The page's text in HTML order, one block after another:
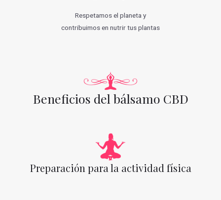
Respetamos el planeta y
contribuimos en nutrir tus plantas
Beneficios del bálsamo CBD
Preparación para la actividad física